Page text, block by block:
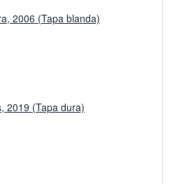
o
2006 (Tapa blanda)
2019 (Tapa dura)